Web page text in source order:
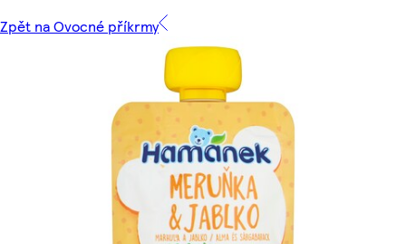
Zpět na Ovocné příkrmy